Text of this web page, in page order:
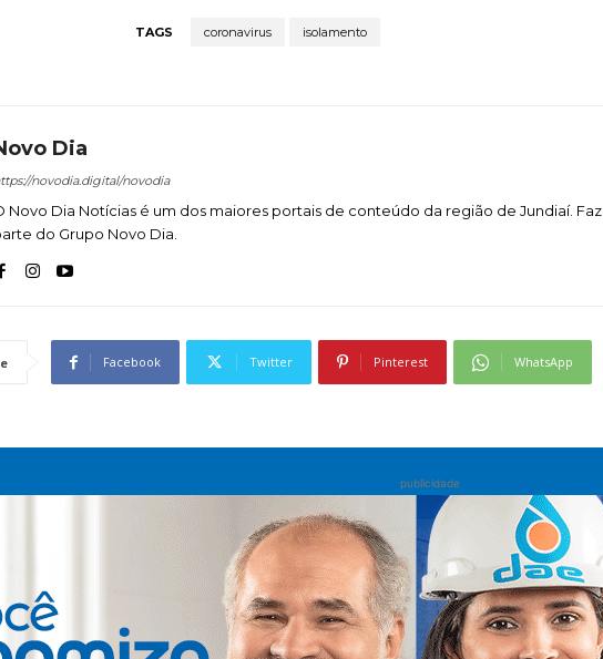
TAGS coronavirus isolamento
Dia
novodia.digital/novodia
Novo Dia Notícias é um dos maiores portais de conteúdo da região de Jundiaí. Faz
do Grupo Novo Dia.
Facebook Twitter Pinterest WhatsApp
publicidade